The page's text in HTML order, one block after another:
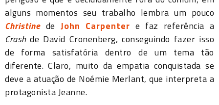
alguns momentos seu trabalho lembra um pouco
Christine de John Carpenter e faz referência a
Crashde David Cronenberg, conseguindo fazer isso
de forma satisfatória dentro de um tema tão
diferente. Claro, muito da empatia conquistada se
deve a atuação de Noémie Merlant, que interpreta a
protagonista Jeanne.